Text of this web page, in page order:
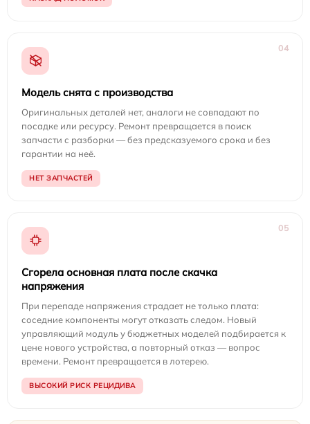
04
Модель снята с производства
Оригинальных деталей нет, аналоги не совпадают по
посадке или ресурсу. Ремонт превращается в поиск
запчасти с разборки — без предсказуемого срока и без
гарантии на неё.
НЕТ ЗАПЧАСТЕЙ
05
Сгорела основная плата после скачка
напряжения
При перепаде напряжения страдает не только плата:
соседние компоненты могут отказать следом. Новый
управляющий модуль у бюджетных моделей подбирается к
цене нового устройства, а повторный отказ — вопрос
времени. Ремонт превращается в лотерею.
ВЫСОКИЙ РИСК РЕЦИДИВА